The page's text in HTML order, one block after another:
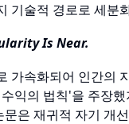
기술적 경로로 세분
Is Near.
가속화되어 인간의
익의 법칙'을 주장
은 재귀적 자기 개